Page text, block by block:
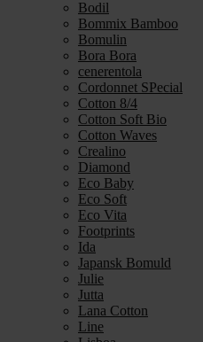
Bodil
Bommix Bamboo
Bomulin
Bora Bora
cenerentola
Cordonnet SPecial
Cotton 8/4
Cotton Soft Bio
Cotton Waves
Crealino
Diamond
Eco Baby
Eco Soft
Eco Vita
Footprints
Ida
Japansk Bomuld
Julie
Jutta
Lana Cotton
Line